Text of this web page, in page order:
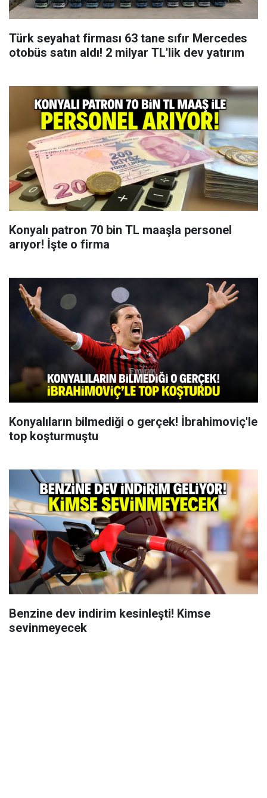
Türk seyahat firması 63 tane sıfır Mercedes
otobüs satın aldı! 2 milyar TL'lik dev yatırım
Konyalı patron 70 bin TL maaşla personel
arıyor! İşte o firma
Konyalıların bilmediği o gerçek! İbrahimoviç'le
top koşturmuştu
Benzine dev indirim kesinleşti! Kimse
sevinmeyecek